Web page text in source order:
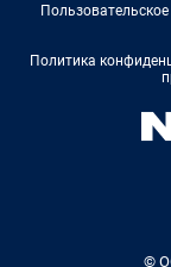
Политика
©